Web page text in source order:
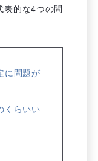
表的な4つの問
に問題が
くらいい